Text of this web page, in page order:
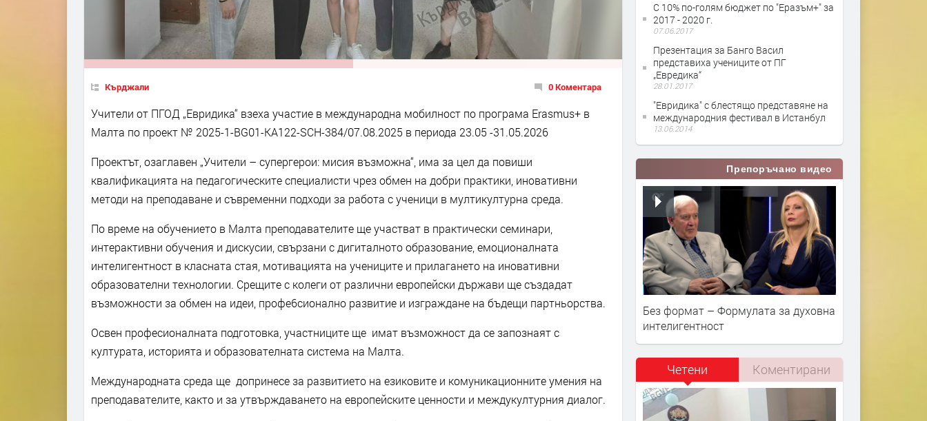
Кърджали 0 Коментара
Учители от ПГОД „Евридика“ взеха участие в международна мобилност по програма Erasmus+ в
Малта по проект № 2025-1-BG01-КА122-SCH-384/07.08.2025 в периода 23.05 -31.05.2026
Проектът, озаглавен „Учители – супергерои: мисия възможна“, има за цел да повиши
квалификацията на педагогическите специалисти чрез обмен на добри практики, иновативни
методи на преподаване и съвременни подходи за работа с ученици в мултикултурна среда.
По време на обучението в Малта преподавателите ще участват в практически семинари,
интерактивни обучения и дискусии, свързани с дигиталното образование, емоционалната
интелигентност в класната стая, мотивацията на учениците и прилагането на иновативни
образователни технологии. Срещите с колеги от различни европейски държави ще създадат
възможности за обмен на идеи, профе6сионално развитие и изграждане на бъдещи партньорства.
Освен професионалната подготовка, участниците ще имат възможност да се запознаят с
културата, историята и образователната система на Малта.
Международната среда ще допринесе за развитието на езиковите и комуникационните умения на
преподавателите, както и за утвърждаването на европейските ценности и междукултурния диалог.
С 10% по-голям бюджет по "Еразъм+" за
2017 - 2020 г.
07.06.2017
Презентация за Банго Васил
представиха учениците от ПГ
„Евредика“
28.01.2017
"Евридика" с блестящо представяне на
международния фестивал в Истанбул
13.06.2014
Препоръчано видео
Без формат – Формулата за духовна
интелигентност
Четени Коментирани